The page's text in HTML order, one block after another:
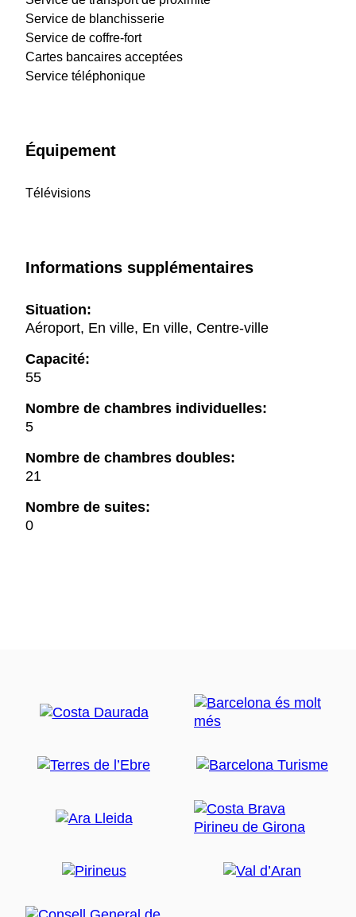
Service de blanchisserie
Service de coffre-fort
Cartes bancaires acceptées
Service téléphonique
Équipement
Télévisions
Informations supplémentaires
Situation:
Aéroport, En ville, En ville, Centre-ville
Capacité:
55
Nombre de chambres individuelles:
5
Nombre de chambres doubles:
21
Nombre de suites:
0